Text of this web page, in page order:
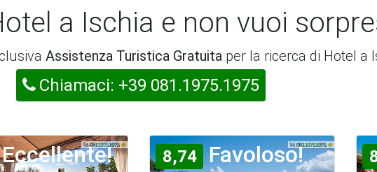
a Ischia e non vuoi
Assistenza Turistica Gratuita per la ricerca di Hotel a
Chiamaci: +39 081.1975.1975
Eccellente! 8,74 Favoloso!